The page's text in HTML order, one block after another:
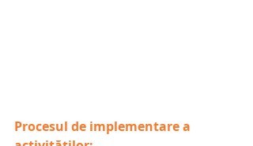
Procesul de implementare a